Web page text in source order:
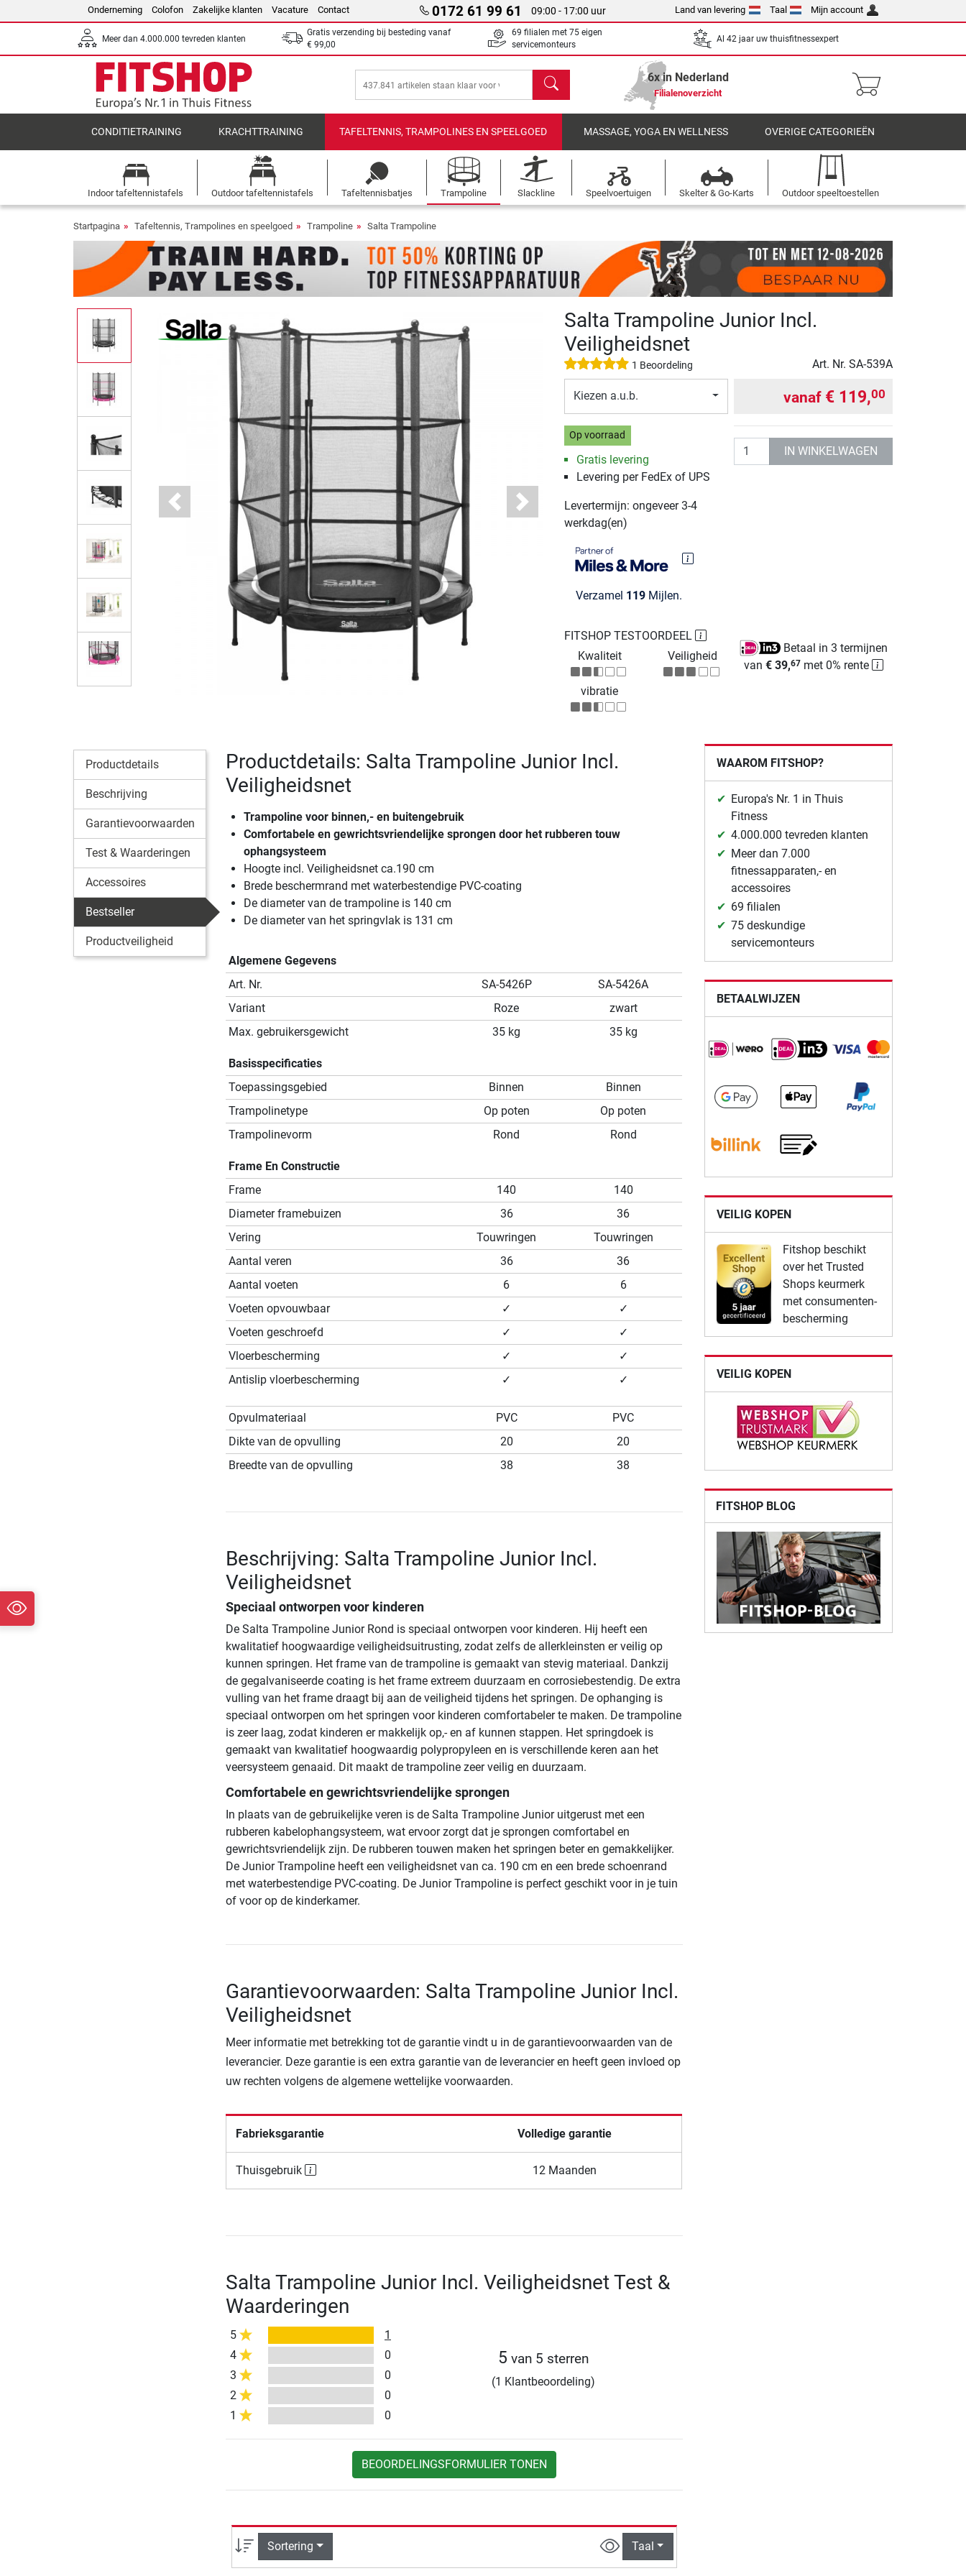
Onderneming Colofon Zakelijke klanten Vacature Contact 0172 61 99 61 09:00 - 17:00 uur Land van levering Taal Mijn account
Meer dan 4.000.000 tevreden klanten
Gratis verzending bij besteding vanaf
€ 99,00
69 filialen met 75 eigen
servicemonteurs
Al 42 jaar uw thuisfitnessexpert
Zoeken 6x in Nederland
Filialenoverzicht
CONDITIETRAINING KRACHTTRAINING TAFELTENNIS, TRAMPOLINES EN SPEELGOED MASSAGE, YOGA EN WELLNESS OVERIGE CATEGORIEËN
Indoor tafeltennistafels Outdoor tafeltennistafels Tafeltennisbatjes Trampoline Slackline Speelvoertuigen Skelter & Go-Karts Outdoor speeltoestellen
Startpagina Tafeltennis, Trampolines en speelgoed Trampoline Salta Trampoline
Previous Next
Salta Trampoline Junior Incl.
Veiligheidsnet
1 Beoordeling Art. Nr. SA-539A
Kiezen a.u.b.
Op voorraad
Gratis levering
Levering per FedEx of UPS
Levertermijn: ongeveer 3-4
werkdag(en)
Verzamel 119Mijlen.
vanaf € 119,00
Aantal IN WINKELWAGEN
FITSHOP TESTOORDEEL
Kwaliteit
Veiligheid
vibratie
Betaal in 3 termijnen
van € 39,67met 0% rente
Productdetails
Beschrijving
Garantievoorwaarden
Test & Waarderingen
Accessoires
Bestseller
Productveiligheid
Productdetails: Salta Trampoline Junior Incl.
Veiligheidsnet
Trampoline voor binnen,- en buitengebruik
Comfortabele en gewrichtsvriendelijke sprongen door het rubberen touw
ophangsysteem
Hoogte incl. Veiligheidsnet ca.190 cm
Brede beschermrand met waterbestendige PVC-coating
De diameter van de trampoline is 140 cm
De diameter van het springvlak is 131 cm
Algemene Gegevens
Art. Nr.
SA-5426P
SA-5426A
Variant
Roze
zwart
Max. gebruikersgewicht
35 kg 35 kg
Basisspecificaties
Toepassingsgebied
Binnen
Binnen
Trampolinetype
Op poten
Op poten
Trampolinevorm
Rond Rond
Frame En Constructie
Frame
140
140
Diameter framebuizen
36
36
Vering
Touwringen
Touwringen
Aantal veren
36
36
Aantal voeten
6
6
Voeten opvouwbaar
✓
✓
Voeten geschroefd
✓
✓
Vloerbescherming
✓
✓
Antislip vloerbescherming
✓ ✓
Opvulmateriaal PVC
PVC
Dikte van de opvulling
20
20
Breedte van de opvulling
38 38
Beschrijving: Salta Trampoline Junior Incl.
Veiligheidsnet
Speciaal ontworpen voor kinderen
De Salta Trampoline Junior Rond is speciaal ontworpen voor kinderen. Hij heeft een
kwalitatief hoogwaardige veiligheidsuitrusting, zodat zelfs de allerkleinsten er veilig op
kunnen springen. Het frame van de trampoline is gemaakt van stevig materiaal. Dankzij
de gegalvaniseerde coating is het frame extreem duurzaam en corrosiebestendig. De extra
vulling van het frame draagt ​​bij aan de veiligheid tijdens het springen. De ophanging is
speciaal ontworpen om het springen voor kinderen comfortabeler te maken. De trampoline
is zeer laag, zodat kinderen er makkelijk op,- en af kunnen stappen. Het springdoek is
gemaakt van kwalitatief hoogwaardig polypropyleen en is verschillende keren aan het
veersysteem genaaid. Dit maakt de trampoline zeer veilig en duurzaam.
Comfortabele en gewrichtsvriendelijke sprongen
In plaats van de gebruikelijke veren is de Salta Trampoline Junior uitgerust met een
rubberen kabelophangsysteem, wat ervoor zorgt dat je sprongen comfortabel en
gewrichtsvriendelijk zijn. De rubberen touwen maken het springen beter en gemakkelijker.
De Junior Trampoline heeft een veiligheidsnet van ca. 190 cm en een brede schoenrand
met waterbestendige PVC-coating. De Junior Trampoline is perfect geschikt voor in je tuin
of voor op de kinderkamer.
Garantievoorwaarden: Salta Trampoline Junior Incl.
Veiligheidsnet
Meer informatie met betrekking tot de garantie vindt u in de garantievoorwaarden van de
leverancier. Deze garantie is een extra garantie van de leverancier en heeft geen invloed op
uw rechten volgens de algemene wettelijke voorwaarden.
Fabrieksgarantie Volledige garantie
Thuisgebruik 12 Maanden
Salta Trampoline Junior Incl. Veiligheidsnet Test &
Waarderingen
5
1
4
0
3
0
2
0
1
0
5 van 5 sterren
(1 Klantbeoordeling)
BEOORDELINGSFORMULIER TONEN
Sortering Taal
WAAROM FITSHOP?
Europa's Nr. 1 in Thuis
Fitness
4.000.000 tevreden klanten
Meer dan 7.000
fitnessapparaten,- en
accessoires
69 filialen
75 deskundige
servicemonteurs
BETAALWIJZEN
VEILIG KOPEN
Fitshop beschikt
over het Trusted
Shops keurmerk
met consumenten-
bescherming
VEILIG KOPEN
FITSHOP BLOG